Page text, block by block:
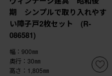
期 シンプルで取り入れやす
い障子戸2枚セット (R-
086581)
幅：900㎜
奥行：30㎜
高さ：1,805㎜